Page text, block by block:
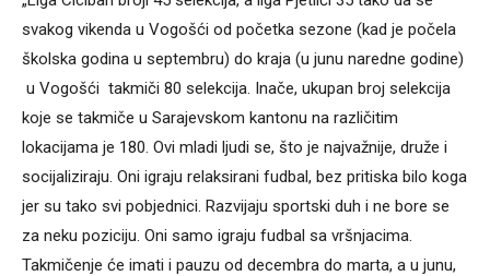
svakog vikenda u Vogošći od početka sezone (kad je počela
školska godina u septembru) do kraja (u junu naredne godine)
u Vogošći takmiči 80 selekcija. Inače, ukupan broj selekcija
koje se takmiče u Sarajevskom kantonu na različitim
lokacijama je 180. Ovi mladi ljudi se, što je najvažnije, druže i
socijaliziraju. Oni igraju relaksirani fudbal, bez pritiska bilo koga
jer su tako svi pobjednici. Razvijaju sportski duh i ne bore se
za neku poziciju. Oni samo igraju fudbal sa vršnjacima.
Takmičenje će imati i pauzu od decembra do marta, a u junu,